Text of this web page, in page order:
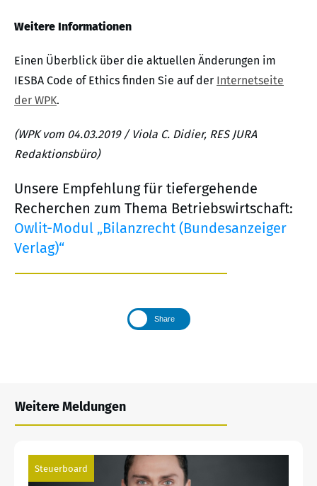
Weitere Informationen
Einen Überblick über die aktuellen Änderungen im
IESBA Code of Ethics finden Sie auf der Internetseite
der WPK.
(WPK vom 04.03.2019 / Viola C. Didier, RES JURA
Redaktionsbüro)
Unsere Empfehlung für tiefergehende
Recherchen zum Thema Betriebswirtschaft:
Owlit-Modul „Bilanzrecht (Bundesanzeiger
Verlag)“
Share
Weitere Meldungen
Steuerboard